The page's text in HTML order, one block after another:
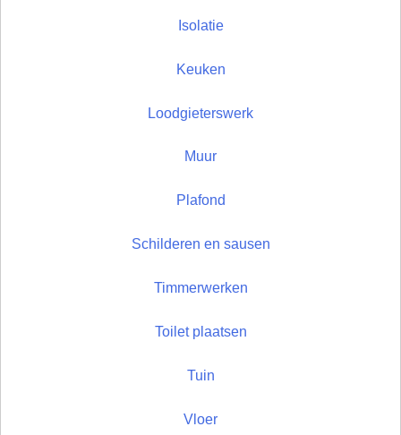
Isolatie
Keuken
Loodgieterswerk
Muur
Plafond
Schilderen en sausen
Timmerwerken
Toilet plaatsen
Tuin
Vloer